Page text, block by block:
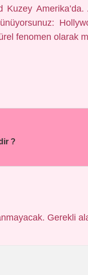
Kuzey
fenomen olarak
?
Gerekli